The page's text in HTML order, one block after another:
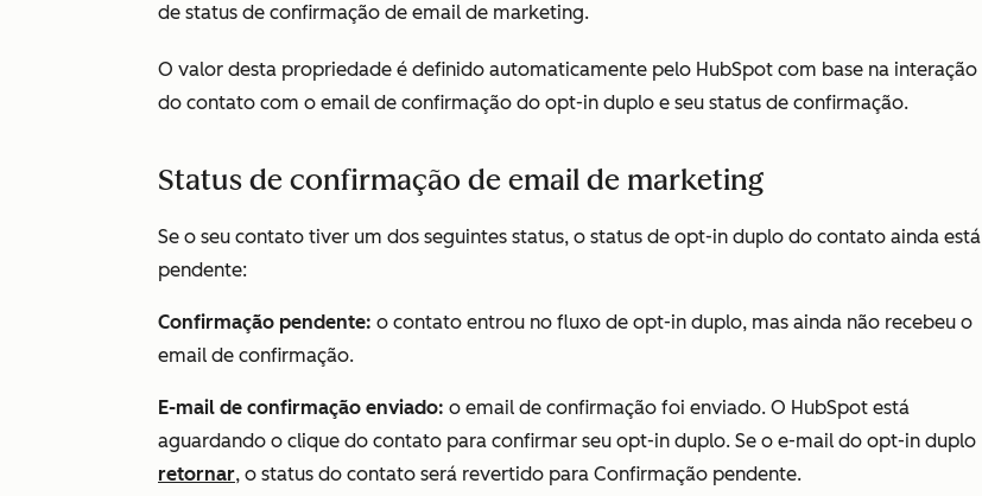
de status de confirmação de email de marketing.
O valor desta propriedade é definido automaticamente pelo HubSpot com base na interação
do contato com o email de confirmação do opt-in duplo e seu status de confirmação.
Status de confirmação de email de marketing
Se o seu contato tiver um dos seguintes status, o status de opt-in duplo do contato ainda está
pendente:
Confirmação pendente: o contato entrou no fluxo de opt-in duplo, mas ainda não recebeu o
email de confirmação.
E-mail de confirmação enviado: o email de confirmação foi enviado. O HubSpot está
aguardando o clique do contato para confirmar seu opt-in duplo. Se o e-mail do opt-in duplo
retornar, o status do contato será revertido para Confirmação pendente.